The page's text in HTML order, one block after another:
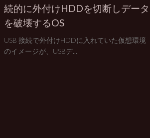
続的に外付けHDDを切断しデータ
を破壊するOS
USB 接続で外付けHDDに入れていた仮想環境
のイメージが、USBデ...